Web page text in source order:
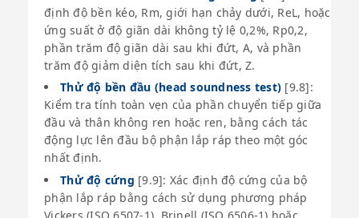
định độ bền kéo, Rm, giới hạn chảy dưới, ReL, hoặc
ứng suất ở độ giãn dài không tỷ lệ 0,2%, Rp0,2,
phần trăm độ giãn dài sau khi đứt, A, và phần
trăm độ giảm diện tích sau khi đứt, Z.
Thử độ bền đầu (head soundness test) [9.8]:
Kiểm tra tính toàn vẹn của phần chuyển tiếp giữa
đầu và thân không ren hoặc ren, bằng cách tác
động lực lên đầu bộ phận lắp ráp theo một góc
nhất định.
Thử độ cứng [9.9]: Xác định độ cứng của bộ
phận lắp ráp bằng cách sử dụng phương pháp